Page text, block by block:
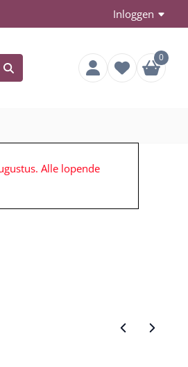
Inloggen
0
Alle lopende